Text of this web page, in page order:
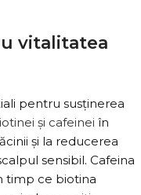
vitalitatea
pentru susținerea
și cafeinei în
și la reducerea
sensibil. Cafeina
timp ce biotina